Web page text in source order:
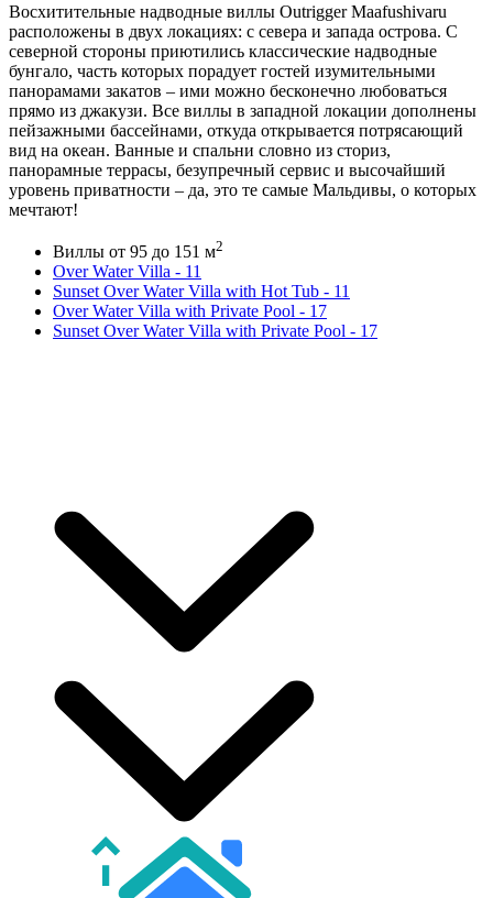
Восхитительные надводные виллы Outrigger Maafushivaru
расположены в двух локациях: с севера и запада острова. С
северной стороны приютились классические надводные
бунгало, часть которых порадует гостей изумительными
панорамами закатов – ими можно бесконечно любоваться
прямо из джакузи. Все виллы в западной локации дополнены
пейзажными бассейнами, откуда открывается потрясающий
вид на океан. Ванные и спальни словно из сториз,
панорамные террасы, безупречный сервис и высочайший
уровень приватности – да, это те самые Мальдивы, о которых
мечтают!
Виллы от 95 до 151 м2
Over Water Villa - 11
Sunset Over Water Villa with Hot Tub - 11
Over Water Villa with Private Pool - 17
Sunset Over Water Villa with Private Pool - 17